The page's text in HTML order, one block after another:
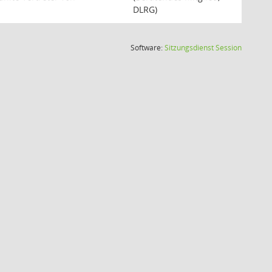
DLRG)
Software:SitzungsdienstSession(Wird in